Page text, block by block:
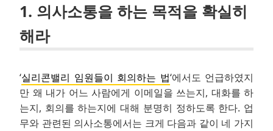
1. 의사소통을 하는 목적을 확실히
해라
‘실리콘밸리 임원들이 회의하는 법‘에서도 언급하였지
만 왜 내가 어느 사람에게 이메일을 쓰는지, 대화를 하
는지, 회의를 하는지에 대해 분명히 정하도록 한다. 업
무와 관련된 의사소통에서는 크게 다음과 같이 네 가지